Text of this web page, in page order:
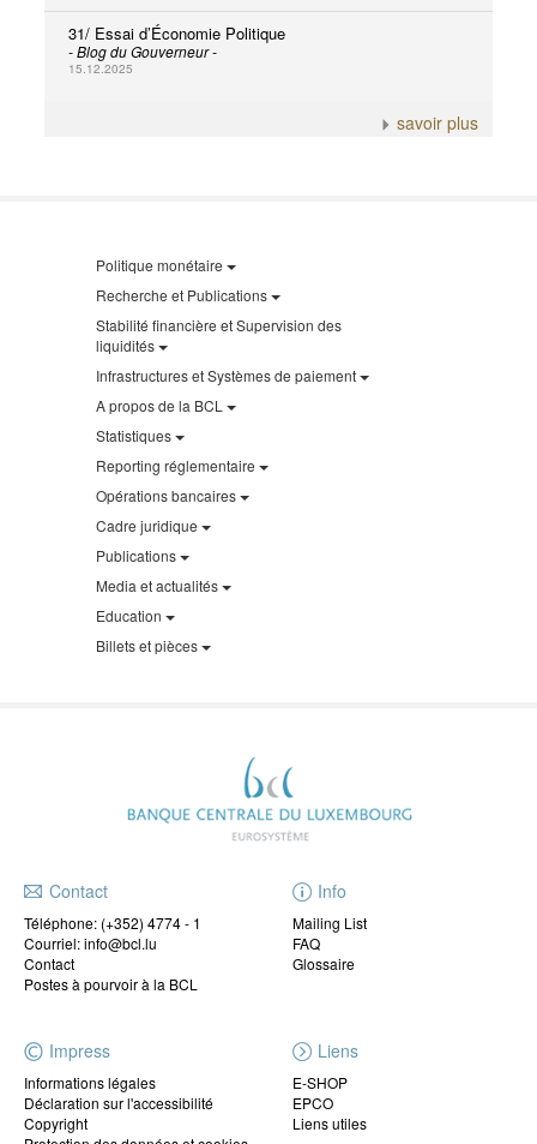
31/ Essai d’Économie Politique
- Blog du Gouverneur -
15.12.2025
savoir plus
Politique monétaire
Recherche et Publications
Stabilité financière et Supervision des
liquidités
Infrastructures et Systèmes de paiement
A propos de la BCL
Statistiques
Reporting réglementaire
Opérations bancaires
Cadre juridique
Publications
Media et actualités
Education
Billets et pièces
Contact
Téléphone: (+352) 4774 - 1
Courriel: info@bcl.lu
Contact
Postes à pourvoir à la BCL
Info
Mailing List
FAQ
Glossaire
Impress
Informations légales
Déclaration sur l'accessibilité
Copyright
Liens
E-SHOP
EPCO
Liens utiles